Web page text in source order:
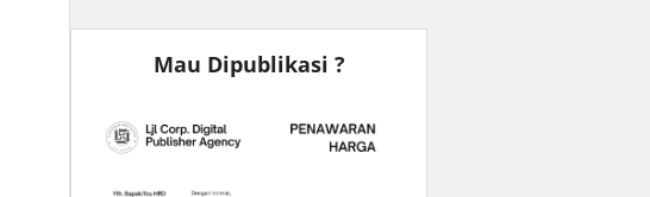
Mau Dipublikasi ?